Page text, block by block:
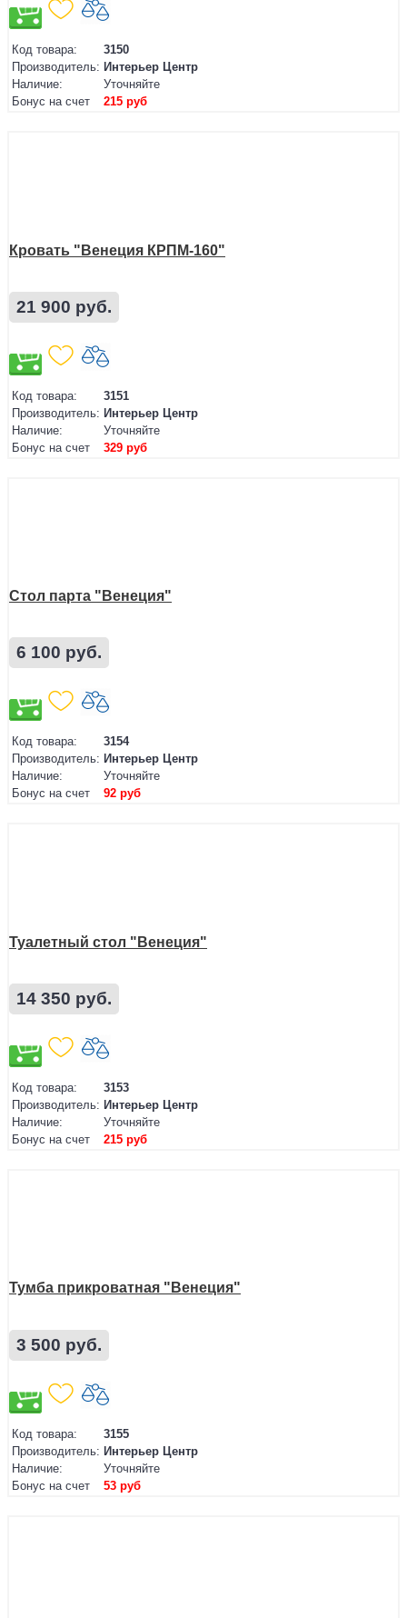
Код товара:
3150
Производитель: Интерьер Центр
Наличие:
Уточняйте
Бонус на счет
215 руб
Кровать "Венеция КРПМ-160"
21 900 руб.
Код товара:
3151
Производитель: Интерьер Центр
Наличие:
Уточняйте
Бонус на счет
329 руб
Стол парта "Венеция"
6 100 руб.
Код товара:
3154
Производитель: Интерьер Центр
Наличие:
Уточняйте
Бонус на счет
92 руб
Туалетный стол "Венеция"
14 350 руб.
Код товара:
3153
Производитель: Интерьер Центр
Наличие:
Уточняйте
Бонус на счет
215 руб
Тумба прикроватная "Венеция"
3 500 руб.
Код товара:
3155
Производитель: Интерьер Центр
Наличие:
Уточняйте
Бонус на счет
53 руб